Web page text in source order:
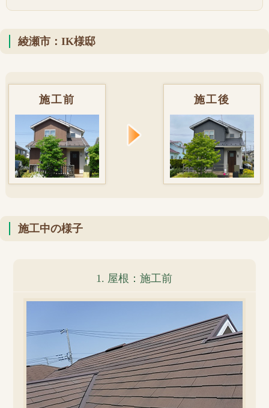
綾瀬市：IK様邸
施工前 施工後
施工中の様子
1. 屋根：施工前